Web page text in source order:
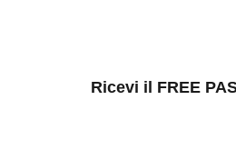
Ricevi il FREE